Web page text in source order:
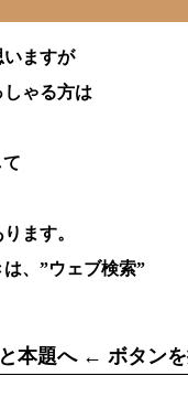
いますが
ゃる方は
ます。
、”ウェブ検索”
本題へ ← ボタン